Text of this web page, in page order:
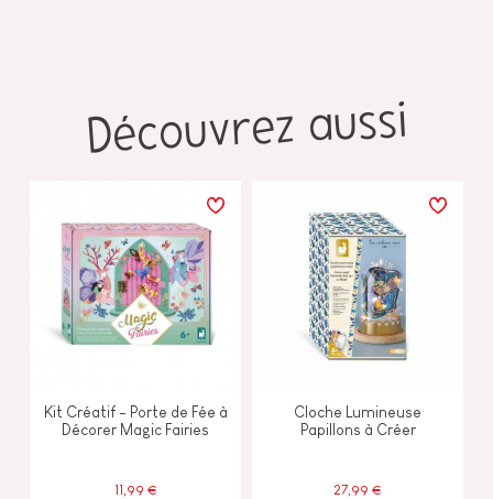
Découvrez aussi
Kit Créatif - Porte de Fée à
Décorer Magic Fairies
11,99 €
Cloche Lumineuse
Papillons à Créer
27,99 €